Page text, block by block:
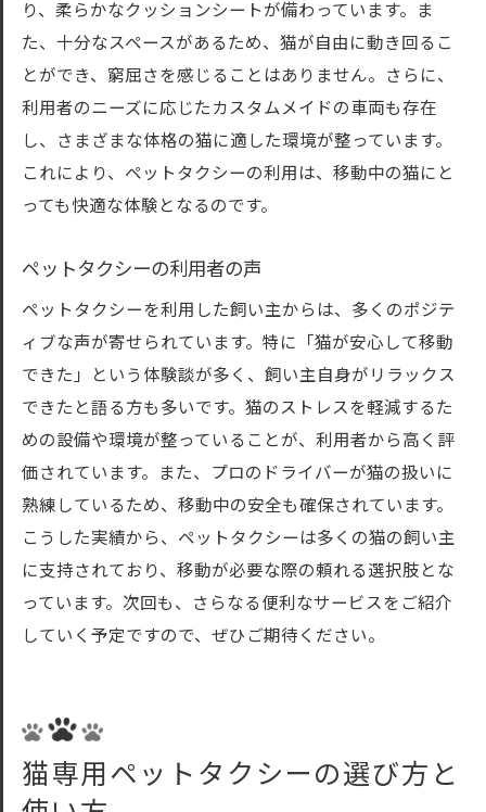
トラブルを避けるためのヒント
おすすめのペットタクシー業者
り、柔らかなクッションシートが備わっています。ま
た、十分なスペースがあるため、猫が自由に動き回るこ
とができ、窮屈さを感じることはありません。さらに、
利用者のニーズに応じたカスタムメイドの車両も存在
し、さまざまな体格の猫に適した環境が整っています。
これにより、ペットタクシーの利用は、移動中の猫にと
っても快適な体験となるのです。
ペットタクシーの利用者の声
ペットタクシーを利用した飼い主からは、多くのポジテ
ィブな声が寄せられています。特に「猫が安心して移動
できた」という体験談が多く、飼い主自身がリラックス
できたと語る方も多いです。猫のストレスを軽減するた
めの設備や環境が整っていることが、利用者から高く評
価されています。また、プロのドライバーが猫の扱いに
熟練しているため、移動中の安全も確保されています。
こうした実績から、ペットタクシーは多くの猫の飼い主
に支持されており、移動が必要な際の頼れる選択肢とな
っています。次回も、さらなる便利なサービスをご紹介
していく予定ですので、ぜひご期待ください。
猫専用ペットタクシーの選び方と